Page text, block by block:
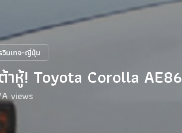
วินเทจ-ญี่ปุ่น
าหู้! Toyota Corolla AE86
views